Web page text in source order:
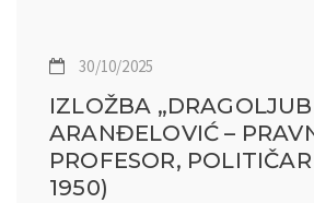
30/10/2025
IZLOŽBA „DRAGOLJUB
ARANĐELOVIĆ –
PROFESOR,
1950)